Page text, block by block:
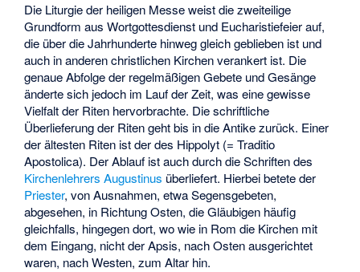
Die Liturgie der heiligen Messe weist die zweiteilige
Grundform aus Wortgottesdienst und Eucharistiefeier auf,
die über die Jahrhunderte hinweg gleich geblieben ist und
auch in anderen christlichen Kirchen verankert ist. Die
genaue Abfolge der regelmäßigen Gebete und Gesänge
änderte sich jedoch im Lauf der Zeit, was eine gewisse
Vielfalt der Riten hervorbrachte. Die schriftliche
Überlieferung der Riten geht bis in die Antike zurück. Einer
der ältesten Riten ist der des Hippolyt (= Traditio
Apostolica). Der Ablauf ist auch durch die Schriften des
Kirchenlehrers Augustinus überliefert. Hierbei betete der
Priester, von Ausnahmen, etwa Segensgebeten,
abgesehen, in Richtung Osten, die Gläubigen häufig
gleichfalls, hingegen dort, wo wie in Rom die Kirchen mit
dem Eingang, nicht der Apsis, nach Osten ausgerichtet
waren, nach Westen, zum Altar hin.